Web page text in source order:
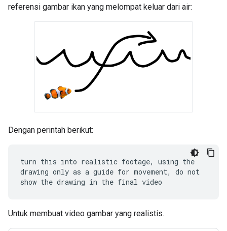
referensi gambar ikan yang melompat keluar dari air:
Dengan perintah berikut:
turn this into realistic footage, using the
drawing only as a guide for movement, do not
show the drawing in the final video
Untuk membuat video gambar yang realistis.